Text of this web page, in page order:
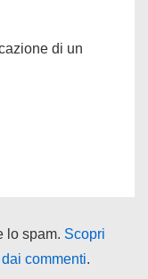
di un
lo spam. Scopri
commenti.